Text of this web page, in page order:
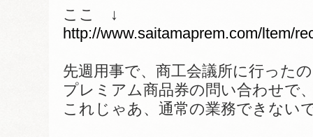
ここ ↓
http://www.saitamaprem.com/ltem/
先週用事で、商工会議所に行った
プレミアム商品券の問い合わせで
これじゃあ、通常の業務できない